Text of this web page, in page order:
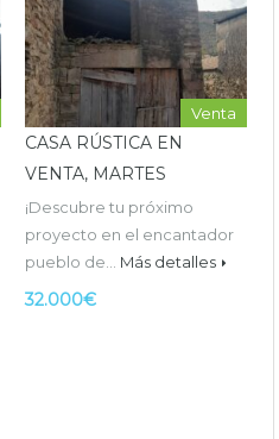
Venta
CASA RÚSTICA EN
VENTA, MARTES
¡Descubre tu próximo
proyecto en el encantador
pueblo de… Más detalles
32.000€